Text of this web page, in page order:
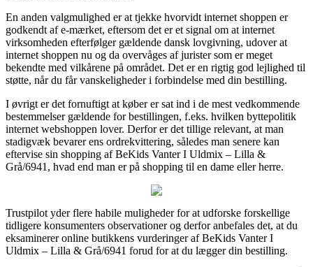
En anden valgmulighed er at tjekke hvorvidt internet shoppen er
godkendt af e-mærket, eftersom det er et signal om at internet
virksomheden efterfølger gældende dansk lovgivning, udover at
internet shoppen nu og da overvåges af jurister som er meget
bekendte med vilkårene på området. Det er en rigtig god lejlighed til
støtte, når du får vanskeligheder i forbindelse med din bestilling.
I øvrigt er det fornuftigt at køber er sat ind i de mest vedkommende
bestemmelser gældende for bestillingen, f.eks. hvilken byttepolitik
internet webshoppen lover. Derfor er det tillige relevant, at man
stadigvæk bevarer ens ordrekvittering, således man senere kan
eftervise sin shopping af BeKids Vanter I Uldmix – Lilla &
Grå/6941, hvad end man er på shopping til en dame eller herre.
Trustpilot yder flere habile muligheder for at udforske forskellige
tidligere konsumenters observationer og derfor anbefales det, at du
eksaminerer online butikkens vurderinger af BeKids Vanter I
Uldmix – Lilla & Grå/6941 forud for at du lægger din bestilling.